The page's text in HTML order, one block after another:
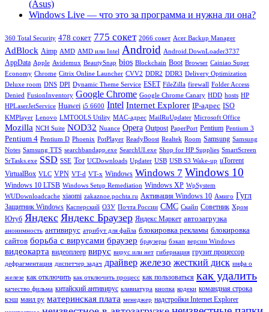
(Asus)
Windows Live — что это за программа и нужна ли она?
360 Total Security 478 сокет 775 сокет 2066 сокет Acer Backup Manager
AdBlock Aimp AMD AMD или Intel Android Android.DownLoader3737
AppData Apple Avidemux BeautySnap bios Blockchain Boot Browser Cainiao Super
Economy Chrome Citrix Online Launcher CVV2 DDR2 DDR3 Delivery Optimization
Deluxe room DNS DPI Dynamic Theme Service ESET FileZilla firewall Folder Access
Denied FusionInventory Google Chrome Google Chrome Canary HDD hosts HP
HPLaserJetService Huawei i5 6600 Intel Internet Explorer IP-адрес ISO
KMPlayer Lenovo LMTOOLS Utility MAC-адрес MailRuUpdater Microsoft Office
Mozilla NCH Suite NOD32 Nuance Opera Outpost PaperPort Pentium Pentium 3
Pentium 4 Pentium D Phoenix PotPlayer ReadyBoost Realtek Room Samsung Samsung
Notes Samsung TTS searchbandapp.exe SearchUI.exe Shop for HP Supplies SmartScreen
SrTasks.exe SSD SSE Tor UCDownloads Updater USB USB S3 Wake-up uTorrent
VirtualBox VLC VPN VT-d VT-x Windows Windows 7 Windows 10
Windows 10 LTSB Windows Setup Remediation Windows XP WpSystem
WUDownloadcache xiaomi zakaznoe.pochta.ru Активация Windows 10 Амиго Гугл
Защитник Windows Касперский ОЗУ Почта России СМС Скайп Советник Хром
Ютуб Яндекс Яндекс Браузер Яндекс Маркет автозагрузка
анонимность антивирус атрибут для файла блокировка рекламы блокировка
сайтов борьба с вирусами браузер браузеры бэкап версии Windows
видеокарта видеоплеер вирус вирус или нет гибернация грузит процессор
дефрагментация диспетчер задач драйвер железо жесткий диск инфа о
железе как отключить как отключить процесс как пользоваться как удалить
качество фильма китайский антивирус клавиатура кнопка кодеки командная строка
кэш маил ру материнская плата менеджер надстройки Internet Explorer